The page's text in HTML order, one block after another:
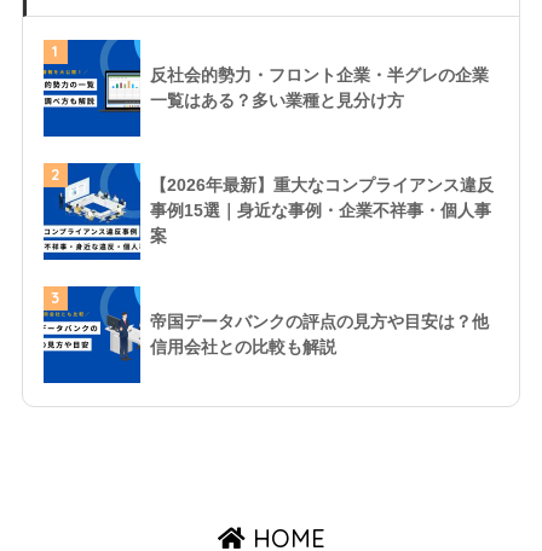
1
反社会的勢力・フロント企業・半グレの企業
一覧はある？多い業種と見分け方
2
【2026年最新】重大なコンプライアンス違反
事例15選｜身近な事例・企業不祥事・個人事
案
3
帝国データバンクの評点の見方や目安は？他
信用会社との比較も解説
HOME